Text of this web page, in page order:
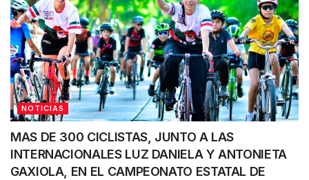
NOTICIAS
MAS DE 300 CICLISTAS, JUNTO A LAS
INTERNACIONALES LUZ DANIELA Y ANTONIETA
GAXIOLA, EN EL CAMPEONATO ESTATAL DE